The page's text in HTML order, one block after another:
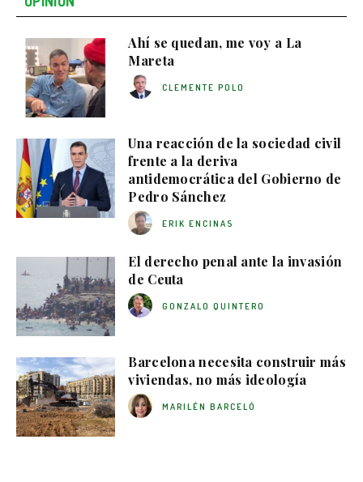
Ahí se quedan, me voy a La
Mareta
CLEMENTE POLO
Una reacción de la sociedad civil
frente a la deriva
antidemocrática del Gobierno de
Pedro Sánchez
ERIK ENCINAS
El derecho penal ante la invasión
de Ceuta
GONZALO QUINTERO
Barcelona necesita construir más
viviendas, no más ideología
MARILÉN BARCELÓ